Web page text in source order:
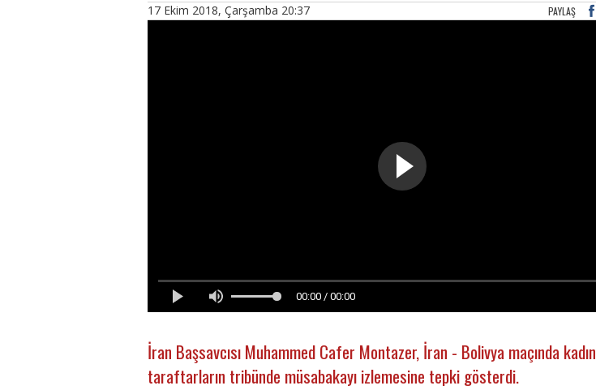
17 Ekim 2018, Çarşamba 20:37 PAYLAŞ
00:00 / 00:00
İran Başsavcısı Muhammed Cafer Montazer, İran - Bolivya maçında kadın
taraftarların tribünde müsabakayı izlemesine tepki gösterdi.